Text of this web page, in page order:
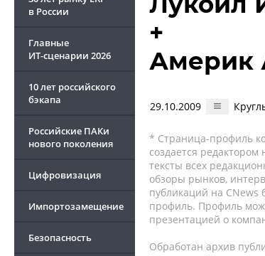
в России
Главные
ИТ-сценарии 2026
10 лет российского
бэкапа
Российские ПАКи
нового поколения
Цифровизация
Импортозамещение
Безопасность
+
Америк
29.10.2009
* Страница-профиль
создается
тексты всех
обзоры рынков,
публикаций на CNews
профиль. Профиль
презентацией о
Обработан архив